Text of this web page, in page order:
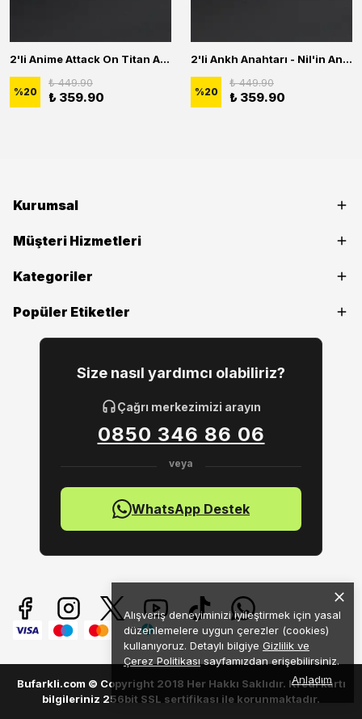
Alışveriş deneyiminizi iyileştirmek için yasal
düzenlemelere uygun çerezler (cookies)
kullanıyoruz. Detaylı bilgiye Gizlilik ve
Çerez Politikası sayfamızdan erişebilirsiniz.
Anladım
2'li Anime Attack On Titan Acrylic Maria Anime Naruto Erkek Kadın Kolye Seti
%20
₺ 449.90
₺ 359.90
2'li Ankh Anahtarı - Nil'in Anahtarı - Kuru Kafa Erkek Kadın Kolye Seti
%20
₺ 449.90
₺ 359.90
Kurumsal
Müşteri Hizmetleri
Kategoriler
Popüler Etiketler
Size nasıl yardımcı olabiliriz?
Çağrı merkezimizi arayın
0850 346 86 06
WhatsApp Destek
Bufarkli.com © Copyright 2018 Her Hakkı Saklıdır. Kredi kartı
bilgileriniz 256bit SSL sertifikası ile korunmaktadır.